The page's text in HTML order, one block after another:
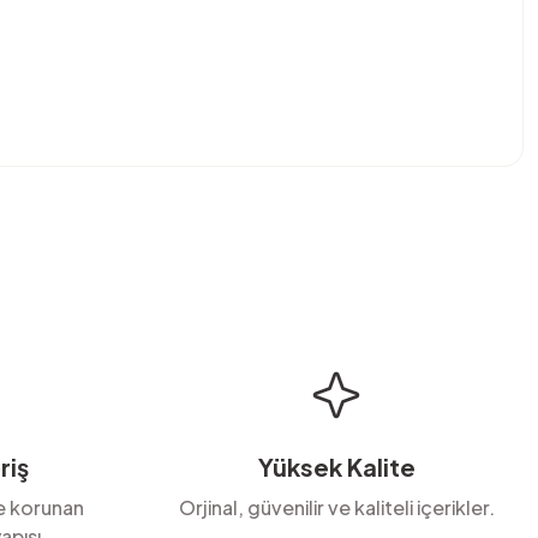
korunan
Yüksek Kalite
Orjinal, güvenilir ve kaliteli içerikler.